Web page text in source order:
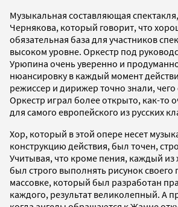
Музыкальная составляющая спектакля,
Чернякова, который говорит, что
обязательная база для участников
высоком уровне. Оркестр под
Урюпина очень уверенно и
нюансировку в каждый момент
режиссер и дирижер точно знали,
Оркестр играл более открыто, как-то
для самого европейского из русских
Хор, который в этой опере несет
конструкцию действия, был точен,
Учитывая, что кроме пения, каждый из
был строго выполнять рисунок своего
массовке, который был разработан
каждого, результат великолепный. А